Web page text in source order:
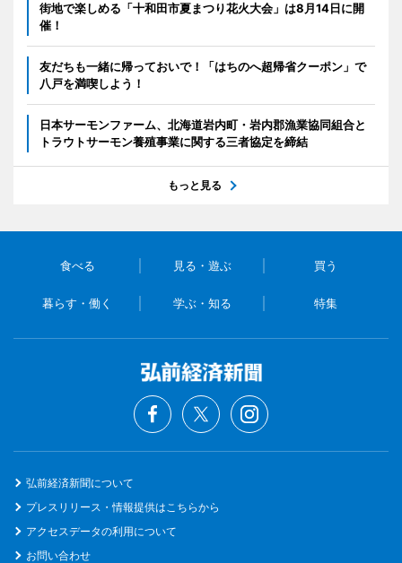
街地で楽しめる「十和田市夏まつり花火大会」は8月14日に開
催！
友だちも一緒に帰っておいで！「はちのへ超帰省クーポン」で
八戸を満喫しよう！
日本サーモンファーム、北海道岩内町・岩内郡漁業協同組合と
トラウトサーモン養殖事業に関する三者協定を締結
もっと見る
食べる 見る・遊ぶ 買う
暮らす・働く 学ぶ・知る 特集
弘前経済新聞について
プレスリリース・情報提供はこちらから
アクセスデータの利用について
お問い合わせ